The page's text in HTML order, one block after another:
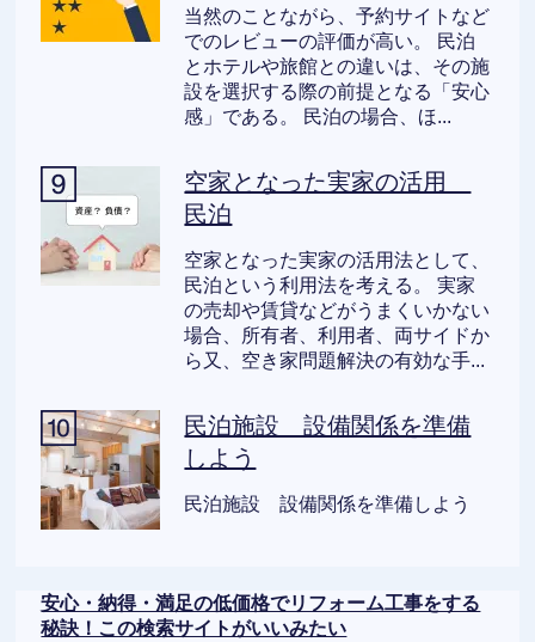
当然のことながら、予約サイトなど
でのレビューの評価が高い。 民泊
とホテルや旅館との違いは、その施
設を選択する際の前提となる「安心
感」である。 民泊の場合、ほ...
空家となった実家の活用
民泊
空家となった実家の活用法として、
民泊という利用法を考える。 実家
の売却や賃貸などがうまくいかない
場合、所有者、利用者、両サイドか
ら又、空き家問題解決の有効な手...
民泊施設 設備関係を準備
しよう
民泊施設 設備関係を準備しよう
安心・納得・満足の低価格でリフォーム工事をする
秘訣！この検索サイトがいいみたい